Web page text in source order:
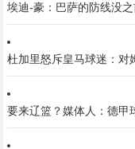
埃迪-豪：巴萨的防线没
杜加里怒斥皇马球迷：对
要来辽篮？媒体人：德甲